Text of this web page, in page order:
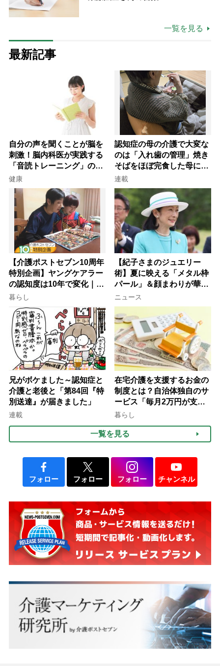
一覧を見る
最新記事
自分の声を聞くことが脳を
刺激！脳内科医が実践する
「音読トレーニング」の極
意
健康
認知症の母の介護で大変な
のは「入れ歯の管理」焼き
そばをほぼ完食した母に息
子が血の気が引いた理由
連載
【介護ポストセブン10周年
特別企画】ヤングケアラー
の認知度は10年で変化｜流
行語大賞にノミネート、法
律にも明記されたが果たし
て現在は？
暮らし
【紀子さまのジュエリー
術】夏に映える「メタル枠
パール」＆顔まわりが華や
ぐ「揺れる一粒」の使い分
け方
ニュース
兄がボケました～認知症と
介護と老後と「第84回『特
別送達』が届きました」
連載
在宅介護を支援するお金の
制度とは？自治体独自のサ
ービス「毎月2万円が支給
される」ケースも【FP解
暮らし
一覧を見る
フォロー フォロー フォロー チャンネル